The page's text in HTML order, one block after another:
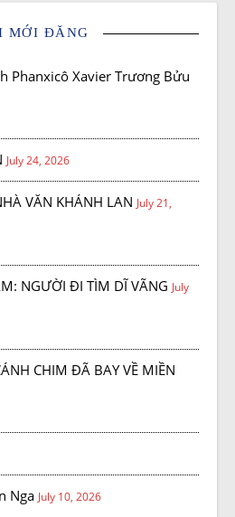
MỚI ĐĂNG
Phanxicô Xavier Trương Bửu
July 24, 2026
VĂN KHÁNH LAN July 21,
NGƯỜI ĐI TÌM DĨ VÃNG July
CHIM ĐÃ BAY VỀ MIỀN
Nga July 10, 2026